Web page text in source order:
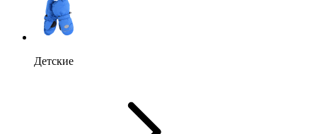
Детские